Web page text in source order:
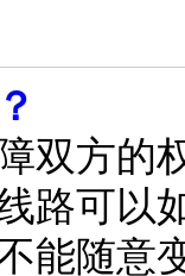
双方的
路可以
能随意